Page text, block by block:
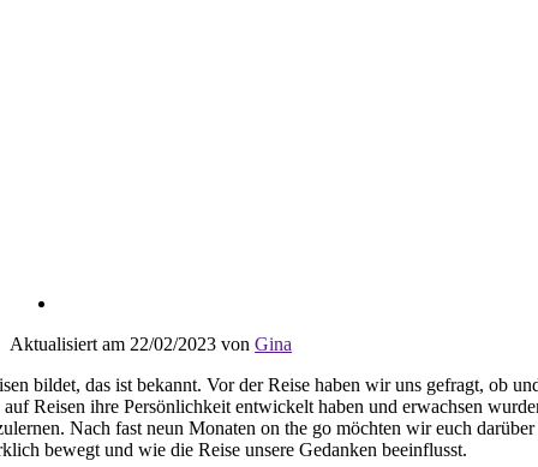
Aktualisiert am 22/02/2023 von Gina
bildet, das ist bekannt. Vor der Reise haben wir uns gefragt, ob
auf Reisen ihre Persönlichkeit entwickelt haben und erwachsen
Nach fast neun Monaten on the go möchten wir euch
bewegt und wie die Reise unsere Gedanken beeinflusst.